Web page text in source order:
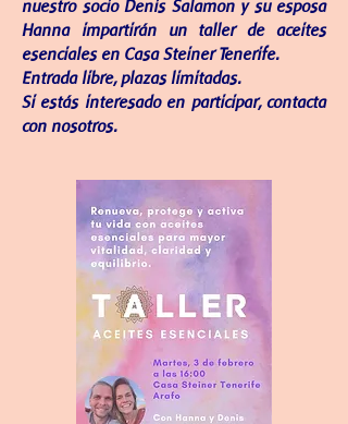
nuestro socio Denis Salamon y su esposa
Hanna impartirán un taller de aceites
esenciales en Casa Steiner Tenerife.
Entrada libre, plazas limitadas.
Si estás interesado en participar, contacta
con nosotros.